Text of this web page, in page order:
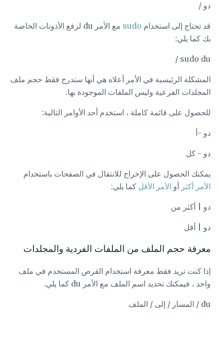
دو /
قد تحتاج إلى استخدام sudo
مع الأمر du لرفع الأذونات الخاصة
بك كما يلي:
sudo du /
المشكلة الرئيسية في الأمر أعلاه هي أنها ستدرج فقط حجم ملف
المجلدات الفرعية وليس الملفات الموجودة بها.
للحصول على قائمة كاملة ، استخدم أحد الأوامر التالية:
دو -أ
دو - كل
يمكنك الحصول على الإخراج للانتقال في الصفحات باستخدام
الأمر أكثر أو الأمر الأقل كما يلي:
دو | أكثر من
دو | أقل
معرفة حجم الملف من الملفات الفردية والمجلدات
إذا كنت تريد فقط معرفة استخدام القرص المستخدم في ملف
واحد ، فيمكنك تحديد اسم الملف مع الأمر du كما يلي.
du / المسار / إلى / الملف